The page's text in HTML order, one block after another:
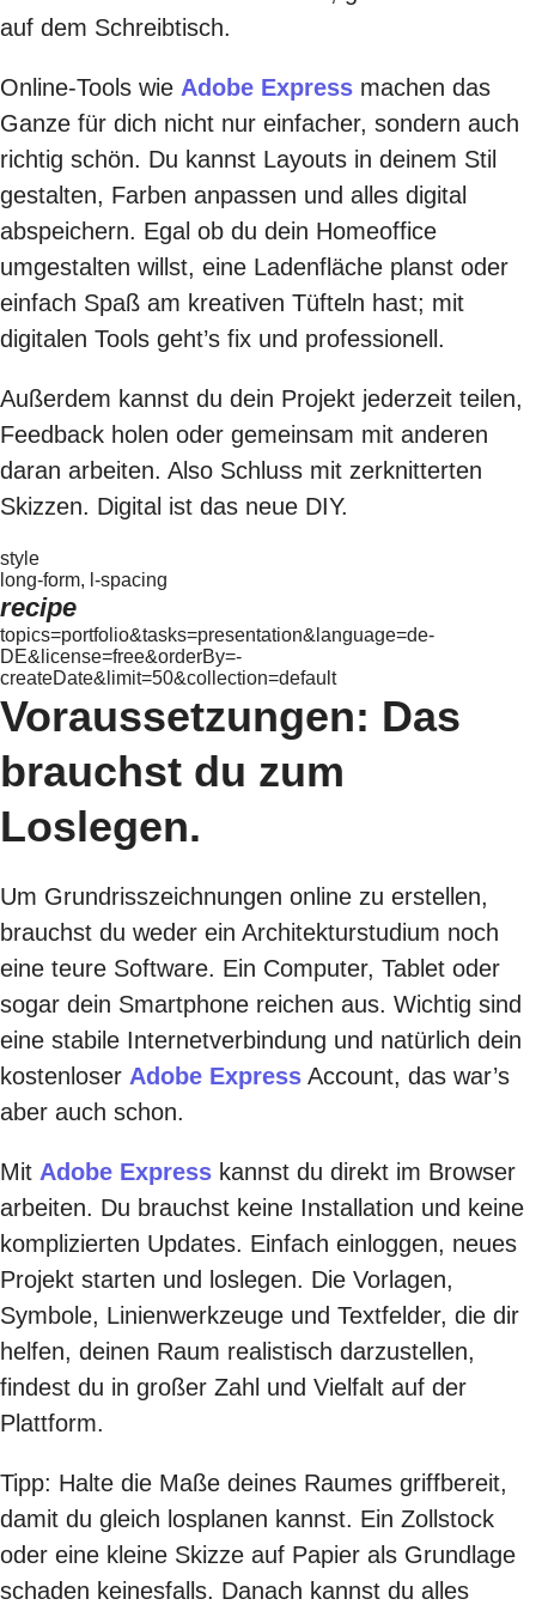
auf dem Schreibtisch.
Online-Tools wie Adobe Express machen das
Ganze für dich nicht nur einfacher, sondern auch
richtig schön. Du kannst Layouts in deinem Stil
gestalten, Farben anpassen und alles digital
abspeichern. Egal ob du dein Homeoffice
umgestalten willst, eine Ladenfläche planst oder
einfach Spaß am kreativen Tüfteln hast; mit
digitalen Tools geht’s fix und professionell.
Außerdem kannst du dein Projekt jederzeit teilen,
Feedback holen oder gemeinsam mit anderen
daran arbeiten. Also Schluss mit zerknitterten
Skizzen. Digital ist das neue DIY.
style
long-form, l-spacing
recipe
topics=portfolio&tasks=presentation&language=de-
DE&license=free&orderBy=-
createDate&limit=50&collection=default
Voraussetzungen: Das
brauchst du zum
Loslegen.
Um Grundrisszeichnungen online zu erstellen,
brauchst du weder ein Architekturstudium noch
eine teure Software. Ein Computer, Tablet oder
sogar dein Smartphone reichen aus. Wichtig sind
eine stabile Internetverbindung und natürlich dein
kostenloser Adobe Express Account, das war’s
aber auch schon.
Mit Adobe Express kannst du direkt im Browser
arbeiten. Du brauchst keine Installation und keine
komplizierten Updates. Einfach einloggen, neues
Projekt starten und loslegen. Die Vorlagen,
Symbole, Linienwerkzeuge und Textfelder, die dir
helfen, deinen Raum realistisch darzustellen,
findest du in großer Zahl und Vielfalt auf der
Plattform.
Tipp: Halte die Maße deines Raumes griffbereit,
damit du gleich losplanen kannst. Ein Zollstock
oder eine kleine Skizze auf Papier als Grundlage
schaden keinesfalls. Danach kannst du alles